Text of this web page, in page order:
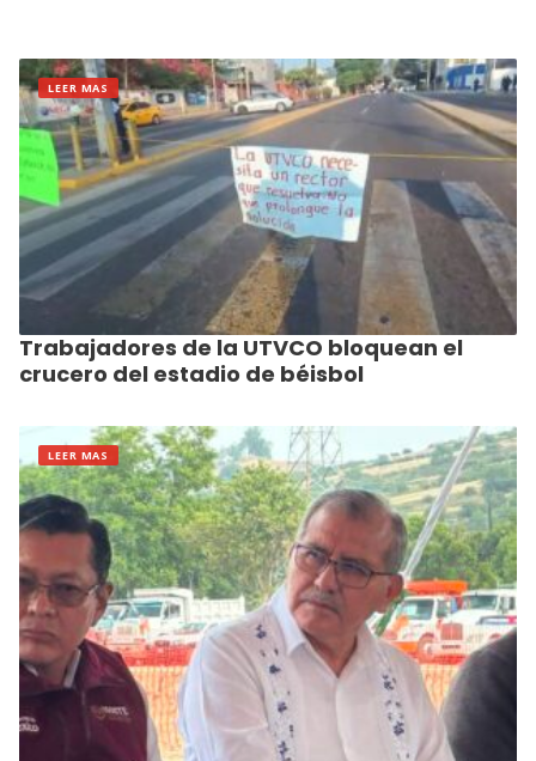
LEER MAS
Trabajadores de la UTVCO bloquean el
crucero del estadio de béisbol
LEER MAS